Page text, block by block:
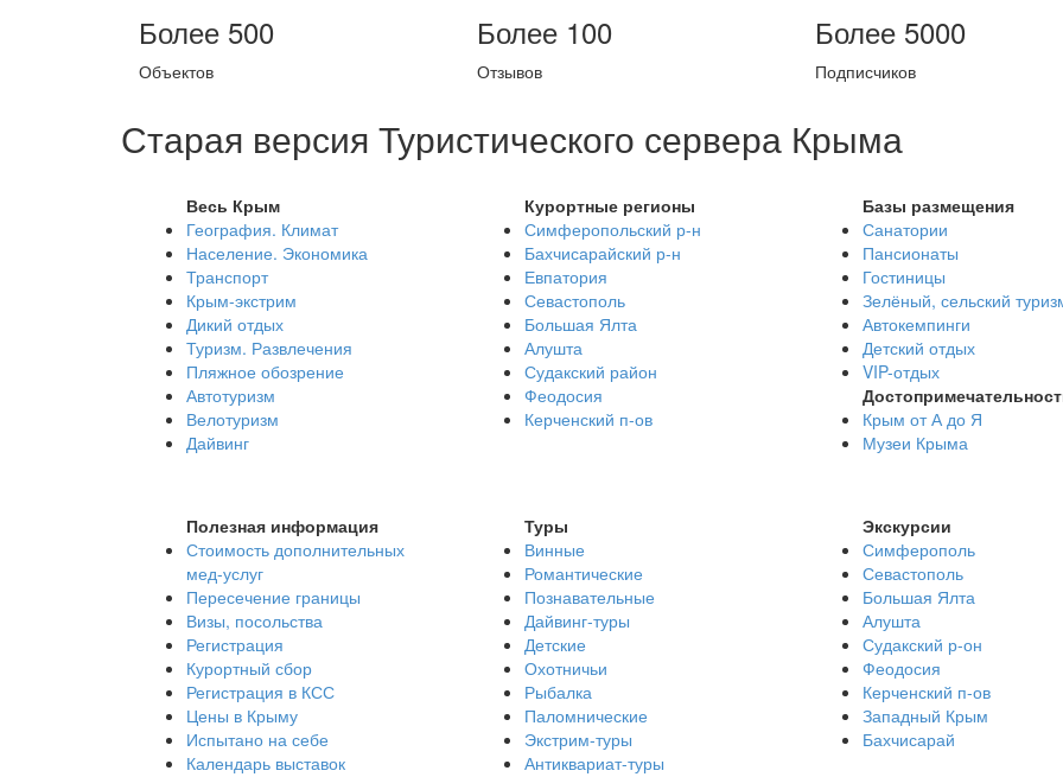
Более 500
Объектов
Более 100
Отзывов
Более 5000
Подписчиков
Старая версия Туристического сервера Крыма
Весь Крым
География. Климат
Население. Экономика
Транспорт
Крым-экстрим
Дикий отдых
Туризм. Развлечения
Пляжное обозрение
Автотуризм
Велотуризм
Дайвинг
Курортные регионы
Симферопольский р-н
Бахчисарайский р-н
Евпатория
Севастополь
Большая Ялта
Алушта
Судакский район
Феодосия
Керченский п-ов
Базы размещения
Санатории
Пансионаты
Гостиницы
Зелёный, сельский
Автокемпинги
Детский отдых
VIP-отдых
Крым от А до Я
Музеи Крыма
Полезная информация
Стоимость дополнительных
мед-услуг
Пересечение границы
Визы, посольства
Регистрация
Курортный сбор
Регистрация в КСС
Цены в Крыму
Испытано на себе
Календарь выставок
Туры
Винные
Романтические
Познавательные
Дайвинг-туры
Детские
Охотничьи
Рыбалка
Паломнические
Экстрим-туры
Антиквариат-туры
Экскурсии
Симферополь
Севастополь
Большая Ялта
Алушта
Судакский р-он
Феодосия
Керченский п-ов
Западный Крым
Бахчисарай